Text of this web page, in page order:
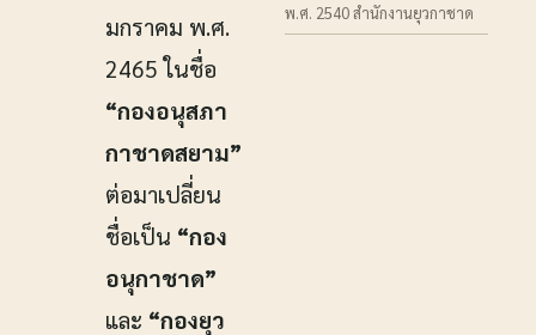
มกราคม พ.ศ.
2465 ในชื่อ
“กองอนุสภา
กาชาดสยาม”
ต่อมาเปลี่ยน
ชื่อเป็น “กอง
อนุกาชาด”
และ “กองยุว
พ.ศ. 2540 สำนักงานยุวกาชาด